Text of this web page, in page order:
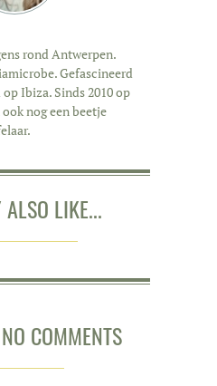
rond Antwerpen.
Gefascineerd
Ibiza. Sinds 2010 op
nog een beetje
LIKE...
COMMENTS